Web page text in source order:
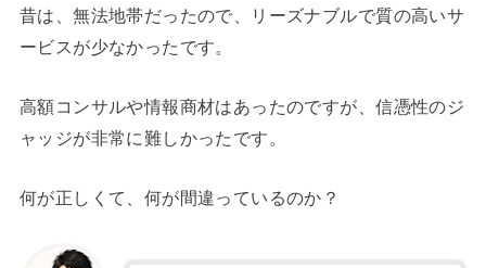
昔は、無法地帯だったので、リーズナブルで質の高いサ
ービスが少なかったです。
高額コンサルや情報商材はあったのですが、信憑性のジ
ャッジが非常に難しかったです。
何が正しくて、何が間違っているのか？